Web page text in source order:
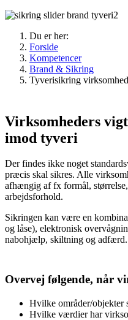
Du er her:
Forside
Kompetencer
Brand & Sikring
Tyverisikring
Virksomheders
imod tyveri
Der findes ikke noget
præcis skal sikres. Alle
afhængig af fx formål,
arbejdsforhold.
Sikringen kan være en
og låse), elektronisk
nabohjælp, skiltning og adfærd.
Overvej følgende, når
Hvilke områder/objekter
Hvilke værdier har